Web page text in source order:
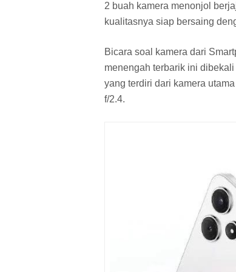
2 buah kamera menonjol
kualitasnya siap bersaing
Bicara soal kamera dari
menengah terbarik ini
yang terdiri dari kamera
f/2.4.